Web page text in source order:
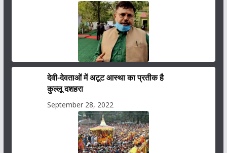
देवी-देवताओं में अटूट आस्था का प्रतीक है
कुल्लू दशहरा
September 28, 2022